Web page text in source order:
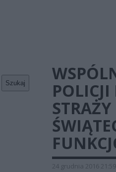
Szukaj
24 grudnia 2016 21:59